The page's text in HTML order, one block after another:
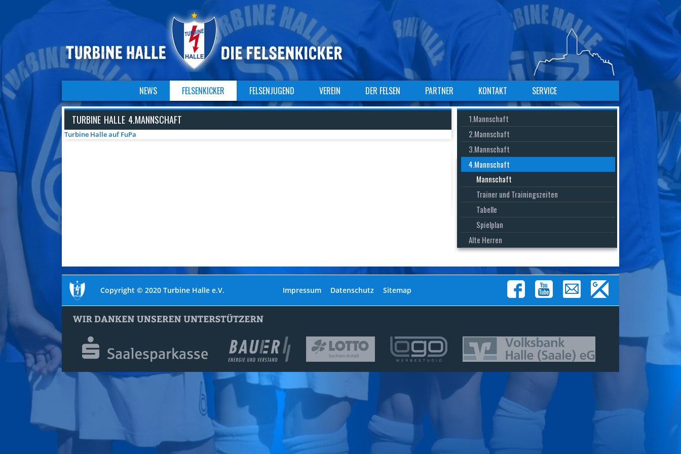
NAVIGATION
ÜBERSPRINGEN
NEWS FELSENKICKER FELSENJUGEND VEREIN DER FELSEN PARTNER KONTAKT SERVICE
Navigation
überspringen
TURBINE HALLE 4.MANNSCHAFT
Turbine Halle auf FuPa
Navigation
überspringen
1.Mannschaft
2.Mannschaft
3.Mannschaft
Navigation
überspringen
4.Mannschaft
Mannschaft
Trainer und Trainingszeiten
Tabelle
Spielplan
Navigation
überspringen
Alte Herren
Copyright © 2020 Turbine Halle e.V.
Navigation
Impressum Datenschutz Sitemap